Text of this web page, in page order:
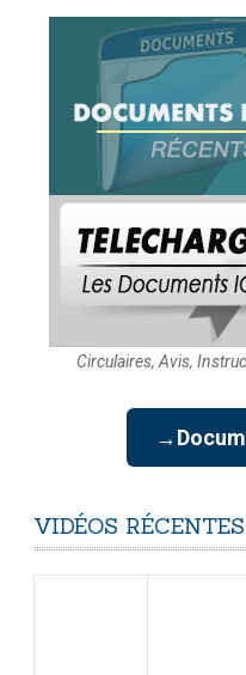
Circulaires, Avis,
VIDÉOS RÉCENTES